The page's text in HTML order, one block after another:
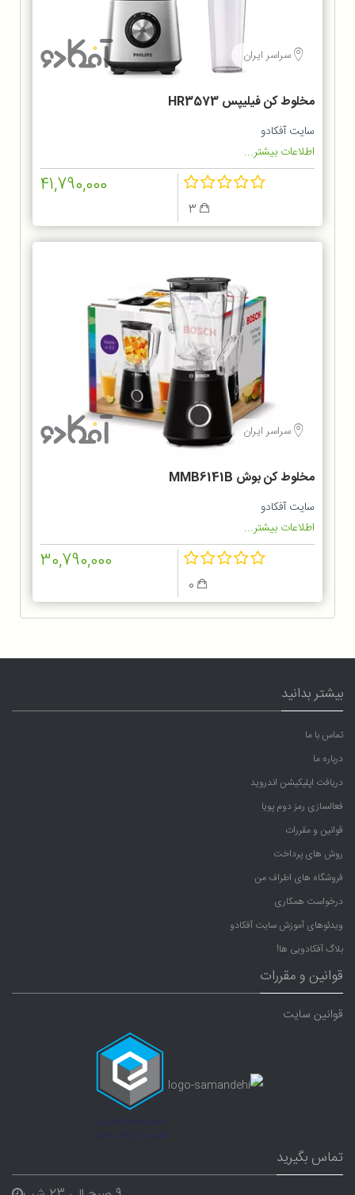
سراسر ایران
مخلوط کن فيليپس HR3573
سایت آفکادو
اطلاعات بیشتر...
41,790,000
سراسر ایران
مخلوط کن بوش MMB6141B
سایت آفکادو
اطلاعات بیشتر...
30,790,000
بیشتر بدانید
تماس با ما
درباره ما
دریافت اپلیکیشن اندروید
فعالسازی رمز دوم پویا
قوانین و مقررات
روش های پرداخت
فروشگاه های اطراف من
درخواست همکاری
ویدئوهای آموزش سایت آفکادو
بلاگ آفکادویی ها!
قوانین و مقررات
قوانین سایت
تماس بگیرید